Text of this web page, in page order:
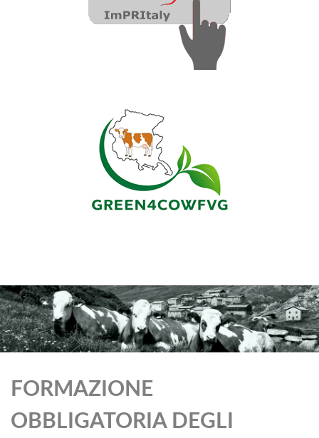
FORMAZIONE
OBBLIGATORIA DEGLI